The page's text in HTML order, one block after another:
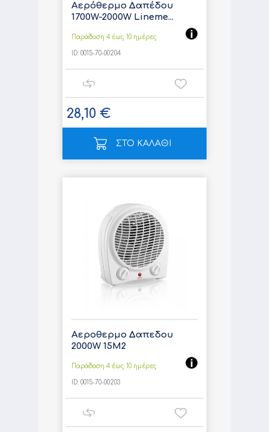
Αερόθερμο Δαπέδου
1700W-2000W Lineme...
Παράδοση 4 έως 10 ημέρες
ID: 0015-70-00204
28,10 €
ΣΤΟ ΚΑΛΑΘΙ
Αεροθερμο Δαπεδου
2000W 15M2
Παράδοση 4 έως 10 ημέρες
ID: 0015-70-00203